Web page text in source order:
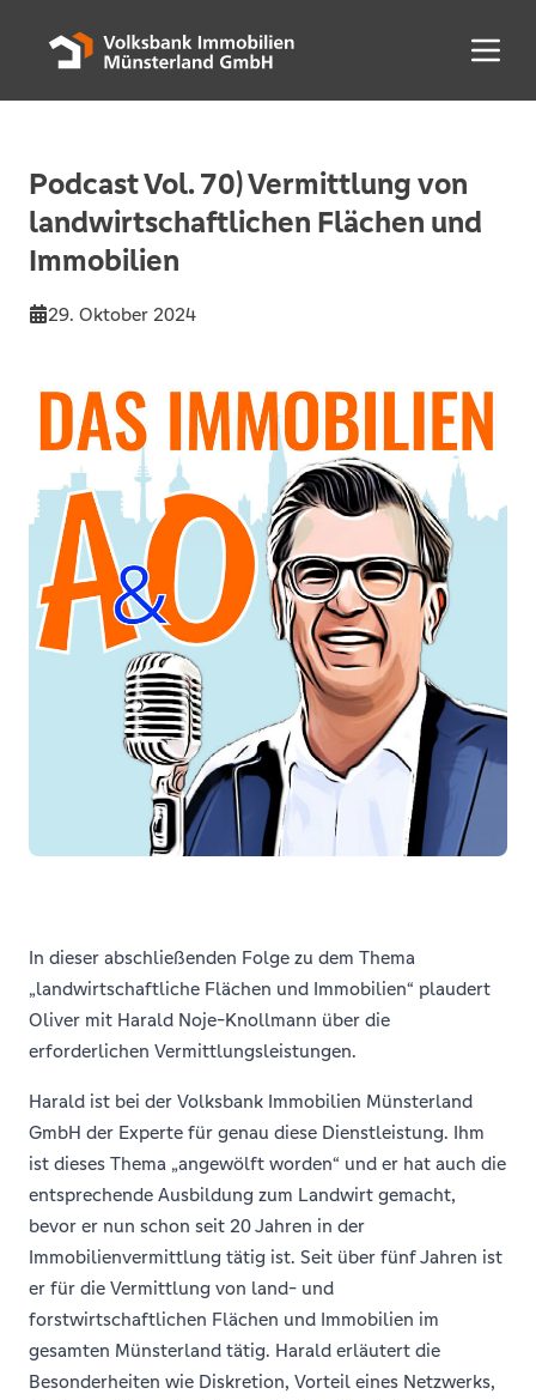
Menü
Podcast Vol. 70) Vermittlung von
landwirtschaftlichen Flächen und
Immobilien
29. Oktober 2024
In dieser abschließenden Folge zu dem Thema
„landwirtschaftliche Flächen und Immobilien“ plaudert
Oliver mit Harald Noje-Knollmann über die
erforderlichen Vermittlungsleistungen.
Harald ist bei der Volksbank Immobilien Münsterland
GmbH der Experte für genau diese Dienstleistung. Ihm
ist dieses Thema „angewölft worden“ und er hat auch die
entsprechende Ausbildung zum Landwirt gemacht,
bevor er nun schon seit 20 Jahren in der
Immobilienvermittlung tätig ist. Seit über fünf Jahren ist
er für die Vermittlung von land- und
forstwirtschaftlichen Flächen und Immobilien im
gesamten Münsterland tätig. Harald erläutert die
Besonderheiten wie Diskretion, Vorteil eines Netzwerks,